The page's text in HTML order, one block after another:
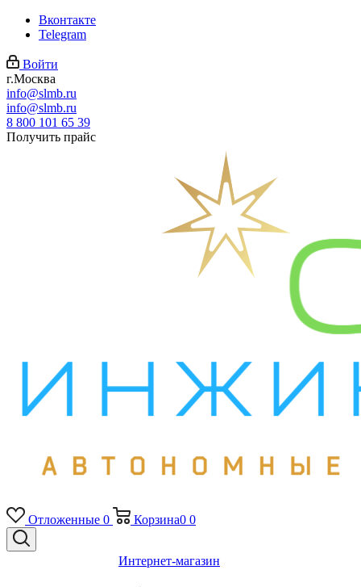
Вконтакте
Telegram
Войти
г.Москва
info@slmb.ru
info@slmb.ru
8 800 101 65 39
Получить прайс
Отложенные 0 Корзина0 0
Интернет-магазин